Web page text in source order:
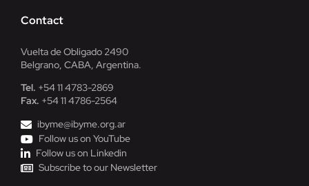
Contact
Vuelta de Obligado 2490
Belgrano, CABA, Argentina.
Tel. +54 11 4783-2869
Fax. +54 11 4786-2564
ibyme@ibyme.org.ar
Follow us on YouTube
Follow us on Linkedin
Subscribe to our Newsletter